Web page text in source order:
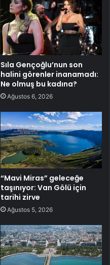
Sıla Gençoğlu’nun son
halini görenler inanamadı:
Ne olmuş bu kadına?
Ağustos 6, 2026
“Mavi Miras” geleceğe
taşınıyor: Van Gölü için
tarihi zirve
Ağustos 5, 2026